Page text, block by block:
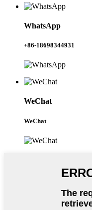
WhatsApp
+86-18698344931
WeChat
WeChat